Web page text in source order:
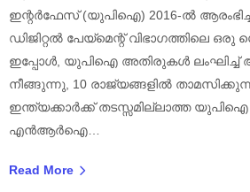
ഇന്റർഫേസ് (യുപിഐ) 2016-ൽ
ഡിജിറ്റൽ പേയ്‌മെന്റ് വിഭാഗത്തിലെ
ഇപ്പോൾ, യുപിഐ അതിരുകൾ ലംഘിച്ച്
നീങ്ങുന്നു, 10 രാജ്യങ്ങളിൽ
ഇന്ത്യക്കാർക്ക് തടസ്സമില്ലാത്ത
എൻആർഐ…
Read More